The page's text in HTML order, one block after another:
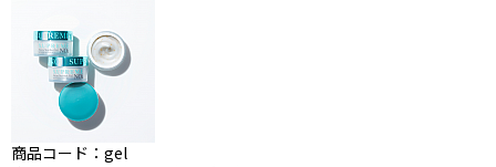
商品コード：gel